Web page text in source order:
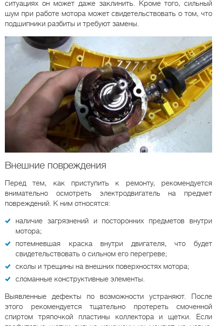
ситуациях он может даже заклинить. Кроме того, сильный
шум при работе мотора может свидетельствовать о том, что
подшипники разбиты и требуют замены.
Внешние повреждения
Перед тем, как приступить к ремонту, рекомендуется
внимательно осмотреть электродвигатель на предмет
повреждений. К ним относятся:
наличие загрязнений и посторонних предметов внутри
мотора;
потемневшая краска внутри двигателя, что будет
свидетельствовать о сильном его перегреве;
сколы и трещины на внешних поверхностях мотора;
сломанные конструктивные элементы.
Выявленные дефекты по возможности устраняют. После
этого рекомендуется тщательно протереть смоченной
спиртом тряпочкой пластины коллектора и щетки. Если